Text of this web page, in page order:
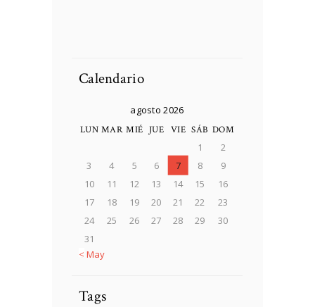
Calendario
agosto 2026
LUN MAR MIÉ JUE VIE SÁB DOM
1
2
3
4 5 6 7 8
9
10
11 12 13 14 15
16
17
18 19 20 21 22
23
24
25 26 27 28 29
30
31
« May
Tags